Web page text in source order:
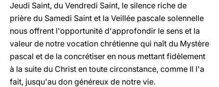
Jeudi Saint, du Vendredi Saint, le silence riche de
prière du Samedi Saint et la Veillée pascale solennelle
nous offrent l'opportunité d'approfondir le sens et la
valeur de notre vocation chrétienne qui naît du Mystère
pascal et de la concrétiser en nous mettant fidèlement
à la suite du Christ en toute circonstance, comme Il l'a
fait, jusqu'au don généreux de notre vie.